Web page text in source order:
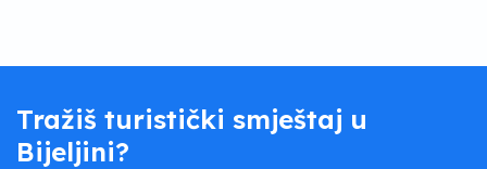
Tražiš turistički smještaj u
Bijeljini?